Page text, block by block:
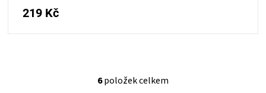
219 Kč
O
6položek celkem